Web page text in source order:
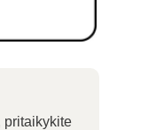
pritaikykite